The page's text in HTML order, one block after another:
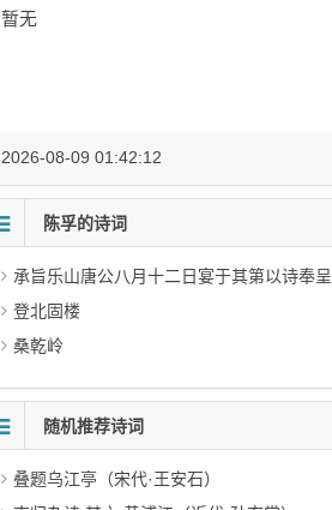
暂无
2026-08-09 01:42:12
陈孚的诗词
承旨乐山唐公八月十二日宴于其第以诗奉呈
登北固楼
桑乾岭
随机推荐诗词
叠题乌江亭（宋代·王安石）